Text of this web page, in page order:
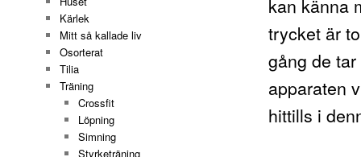
kan känna
trycket är
gång de
apparaten
hittills i
Kärlek
Mitt så kallade liv
Osorterat
Tilia
Träning
Crossfit
Löpning
Simning
Styrketräning